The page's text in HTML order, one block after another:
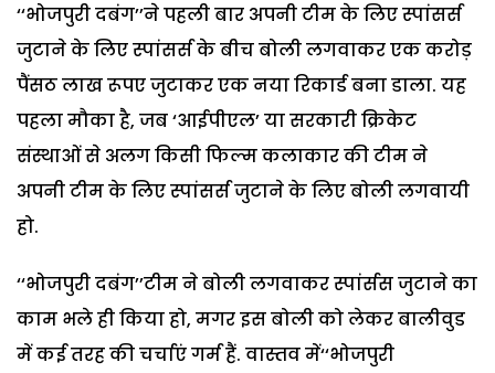
‘‘भोजपुरी दबंग’’ने पहली बार अपनी टीम के लिए स्पांसर्स
जुटाने के लिए स्पांसर्स के बीच बोली लगवाकर एक करोड़
पैंसठ लाख रूपए जुटाकर एक नया रिकार्ड बना डाला. यह
पहला मौका है, जब ‘आईपीएल’ या सरकारी क्रिकेट
संस्थाओं से अलग किसी फिल्म कलाकार की टीम ने
अपनी टीम के लिए स्पांसर्स जुटाने के लिए बोली लगवायी
हो.
‘‘भोजपुरी दबंग’’टीम ने बोली लगवाकर स्पांर्सस जुटाने का
काम भले ही किया हो, मगर इस बोली को लेकर बालीवुड
में कई तरह की चर्चाएं गर्म हैं. वास्तव में‘‘भोजपुरी